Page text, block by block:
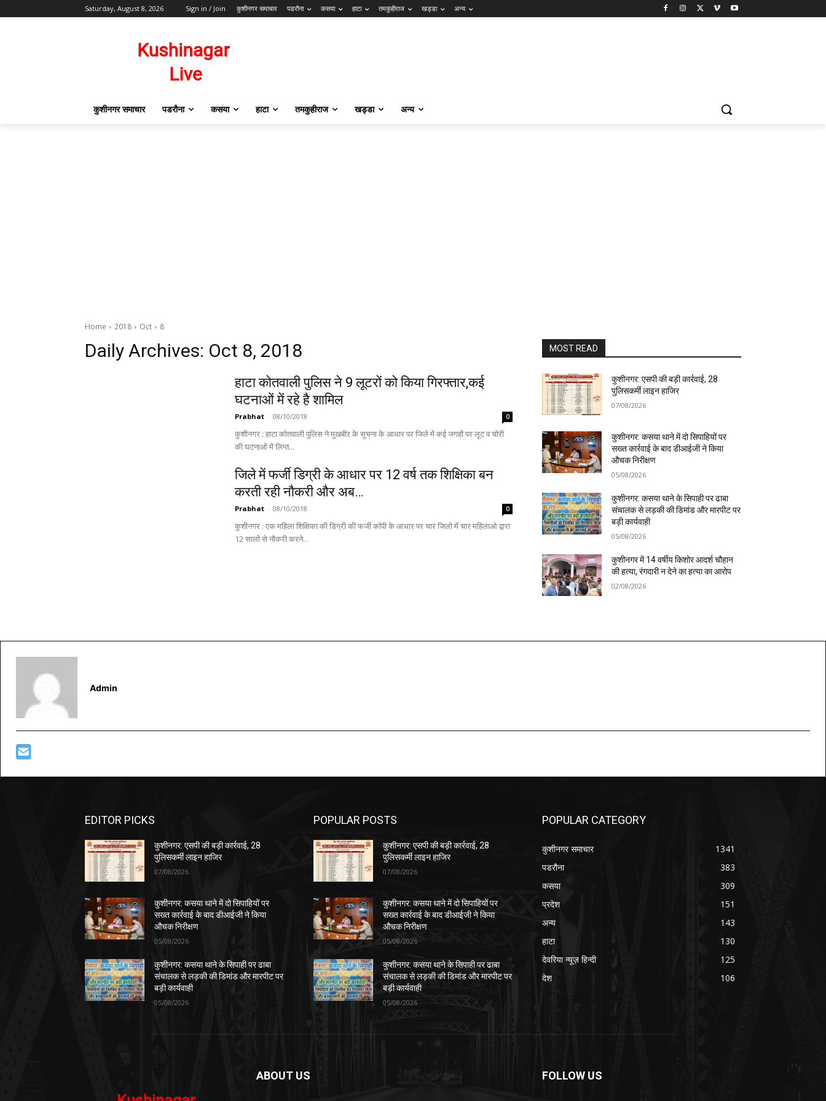
Saturday, August 8, 2026 Sign in / Join कुशीनगर समाचार पडरौना कसया हाटा तमकुहीराज खड्डा अन्य
कुशीनगर समाचार पडरौना कसया हाटा तमकुहीराज खड्डा अन्य
Home 2018 Oct 8
Daily Archives: Oct 8, 2018
हाटा कोतवाली पुलिस ने 9 लूटरों को किया गिरफ्तार,कई
घटनाओं में रहे है शामिल
Prabhat - 08/10/2018 0
कुशीनगर : हाटा कोतवाली पुलिस ने मुखबीर के सूचना के आधार पर जिले में कई जगहों पर लूट व चोरी
की घटनाओं में लिप्त...
जिले में फर्जी डिग्री के आधार पर 12 वर्ष तक शिक्षिका बन
करती रही नौकरी और अब…
Prabhat - 08/10/2018 0
कुशीनगर : एक महिला शिक्षिका की डिग्री की फर्जी कॉपी के आधार पर चार जिलो में चार महिलाओ द्वारा
12 सालों से नौकरी करने...
MOST READ
कुशीनगर: एसपी की बड़ी कार्रवाई, 28
पुलिसकर्मी लाइन हाजिर
07/08/2026
कुशीनगर: कसया थाने में दो सिपाहियों पर
सख्त कार्रवाई के बाद डीआईजी ने किया
औचक निरीक्षण
05/08/2026
कुशीनगर: कसया थाने के सिपाही पर ढाबा
संचालक से लड़की की डिमांड और मारपीट पर
बड़ी कार्यवाही
05/08/2026
कुशीनगर में 14 वर्षीय किशोर आदर्श चौहान
की हत्या, रंगदारी न देने का हत्या का आरोप
02/08/2026
Admin
EDITOR PICKS
कुशीनगर: एसपी की बड़ी कार्रवाई, 28
पुलिसकर्मी लाइन हाजिर
07/08/2026
कुशीनगर: कसया थाने में दो सिपाहियों पर
सख्त कार्रवाई के बाद डीआईजी ने किया
औचक निरीक्षण
05/08/2026
कुशीनगर: कसया थाने के सिपाही पर ढाबा
संचालक से लड़की की डिमांड और मारपीट पर
बड़ी कार्यवाही
05/08/2026
POPULAR POSTS
कुशीनगर: एसपी की बड़ी कार्रवाई, 28
पुलिसकर्मी लाइन हाजिर
07/08/2026
कुशीनगर: कसया थाने में दो सिपाहियों पर
सख्त कार्रवाई के बाद डीआईजी ने किया
औचक निरीक्षण
05/08/2026
कुशीनगर: कसया थाने के सिपाही पर ढाबा
संचालक से लड़की की डिमांड और मारपीट पर
बड़ी कार्यवाही
05/08/2026
POPULAR CATEGORY
कुशीनगर समाचार
1341
पडरौना
383
कसया
309
प्रदेश
151
अन्य
143
हाटा
130
देवरिया न्यूज़ हिन्दी
125
देश
106
ABOUT US FOLLOW US